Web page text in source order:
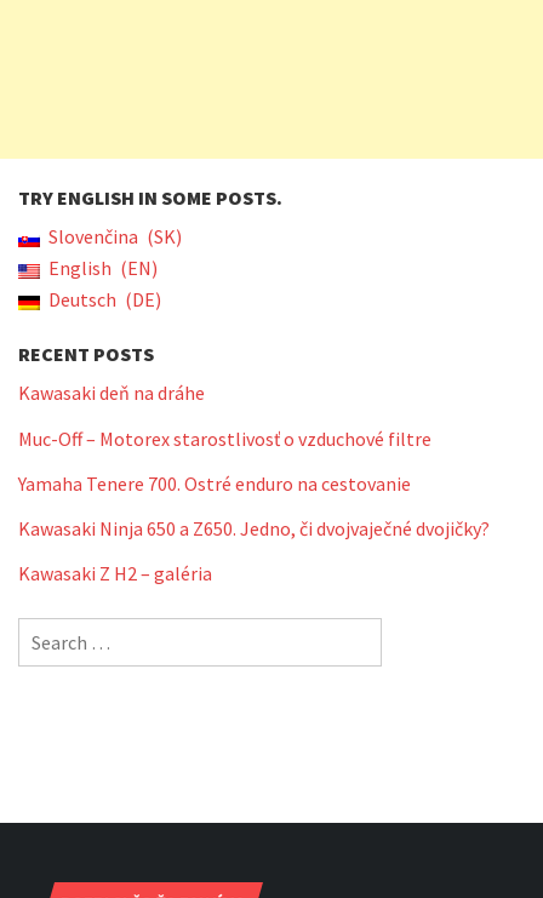
TRY ENGLISH IN SOME POSTS.
Slovenčina
SK
English
EN
Deutsch
DE
RECENT POSTS
Kawasaki deň na dráhe
Muc-Off – Motorex starostlivosť o vzduchové filtre
Yamaha Tenere 700. Ostré enduro na cestovanie
Kawasaki Ninja 650 a Z650. Jedno, či dvojvaječné dvojičky?
Kawasaki Z H2 – galéria
Search
for: